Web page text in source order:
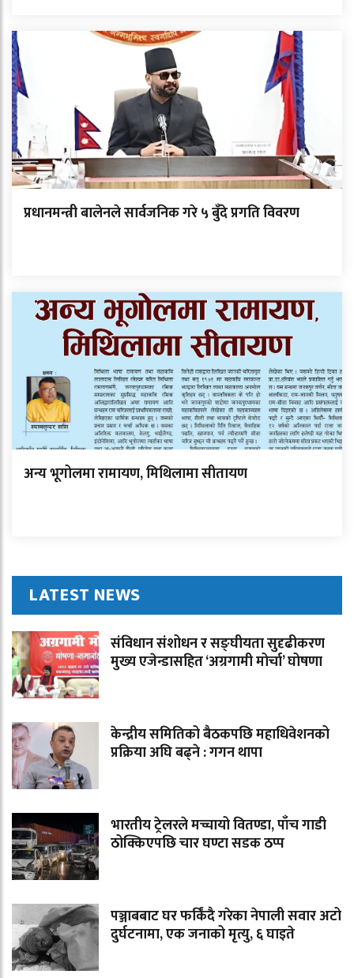
प्रधानमन्त्री बालेनले सार्वजनिक गरे ५ बुँदे प्रगति विवरण
अन्य भूगोलमा रामायण, मिथिलामा सीतायण
LATEST NEWS
संविधान संशोधन र सङ्घीयता सुदृढीकरण
मुख्य एजेन्डासहित ‘अग्रगामी मोर्चा’ घोषणा
केन्द्रीय समितिको बैठकपछि महाधिवेशनको
प्रक्रिया अघि बढ्ने : गगन थापा
भारतीय ट्रेलरले मच्चायो वितण्डा, पाँच गाडी
ठोक्किएपछि चार घण्टा सडक ठप्प
पञ्जाबबाट घर फर्किंदै गरेका नेपाली सवार अटो
दुर्घटनामा, एक जनाको मृत्यु, ६ घाइते